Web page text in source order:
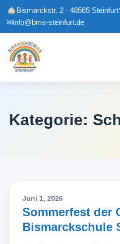
Bismarckstr. 2 · 48565 Steinfurt
✉info@bms-steinfurt.de
Kategorie:
Juni 1, 2026
Sommerfest der
Bismarckschule